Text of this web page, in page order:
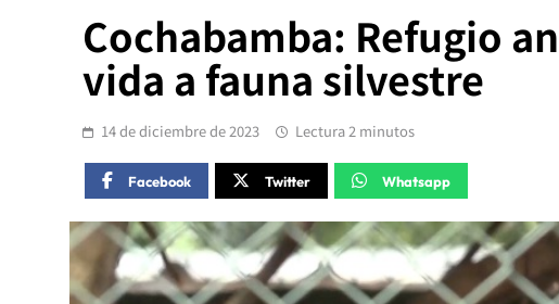
Cochabamba: Refugio
vida a fauna silvestre
14 de diciembre de 2023 Lectura 2 minutos
Facebook Twitter Whatsapp